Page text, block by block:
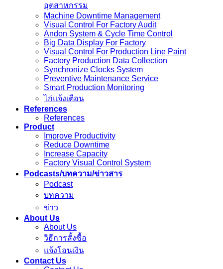
อุตสาหกรรม
Machine Downtime Management
Visual Control For Factory Audit
Andon System & Cycle Time Control
Big Data Display For Factory
Visual Control For Production Line Paint
Factory Production Data Collection
Synchronize Clocks System
Preventive Maintenance Service
Smart Production Monitoring
ไก่แจ้งเตือน
References
References
Product
Improve Productivity
Reduce Downtime
Increase Capacity
Factory Visual Control System
Podcasts/บทความ/ข่าวสาร
Podcast
บทความ
ข่าว
About Us
About Us
วิธีการสั้งซื้อ
แจ้งโอนเงิน
Contact Us